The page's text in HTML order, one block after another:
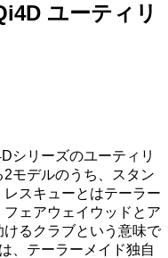
ユーティリ
シリーズのユーティリ
モデルのうち、スタン
スキューとはテーラー
ェアウェイウッドとア
るクラブという意味で
、テーラーメイド独自